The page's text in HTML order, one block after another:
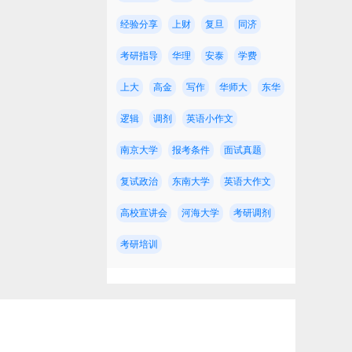
经验分享 上财 复旦 同济
考研指导 华理 安泰 学费
上大 高金 写作 华师大 东华
逻辑 调剂 英语小作文
南京大学 报考条件 面试真题
复试政治 东南大学 英语大作文
高校宣讲会 河海大学 考研调剂
考研培训